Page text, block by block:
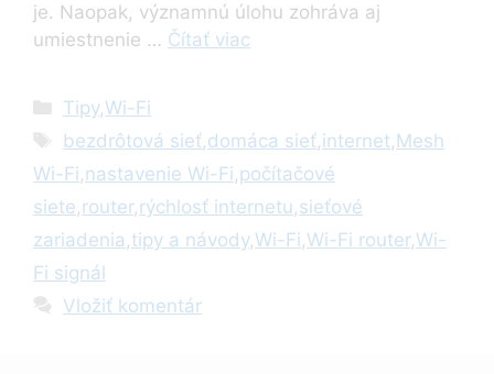
je. Naopak, významnú úlohu zohráva aj
umiestnenie … Čítať viac
Kategórie
Tipy,Wi-Fi
Značky
bezdrôtová sieť,domáca sieť,internet, Mesh
Wi-Fi,nastavenie Wi-Fi,počítačové
siete,router,rýchlosť internetu,sieťové
zariadenia ,tipy a návody,Wi-Fi,Wi-Fi router,Wi-
Fi signál
Vložiť komentár